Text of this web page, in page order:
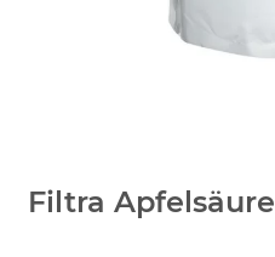
Filtra Apfelsäure